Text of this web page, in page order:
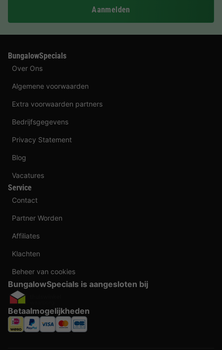
Aanmelden
BungalowSpecials
Over Ons
Algemene voorwaarden
Extra voorwaarden partners
Bedrijfsgegevens
Privacy Statement
Blog
Vacatures
Service
Contact
Partner Worden
Affiliates
Klachten
Beheer van cookies
BungalowSpecials is aangesloten bij
Betaalmogelijkheden